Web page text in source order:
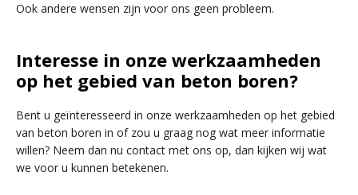
Ook andere wensen zijn voor ons geen probleem.
Interesse in onze werkzaamheden
op het gebied van beton boren?
Bent u geïnteresseerd in onze werkzaamheden op het gebied
van beton boren in of zou u graag nog wat meer informatie
willen? Neem dan nu contact met ons op, dan kijken wij wat
we voor u kunnen betekenen.